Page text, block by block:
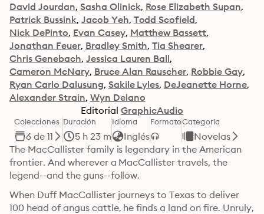
David Jourdan Sasha Olinick Rose Elizabeth Supan
Patrick Bussink Jacob Yeh Todd Scofield
Nick DePinto Evan Casey Matthew Bassett
Jonathan Feuer Bradley Smith Tia Shearer
Chris Genebach Jessica Lauren Ball
Cameron McNary Bruce Alan Rauscher Robbie Gay
Ryan Carlo Dalusung Sakile Lyles DeJeanette Horne
Alexander Strain Wyn Delano
Editorial GraphicAudio
Colecciones
6 de 11
Duración
5 h 23 m
Idioma
Inglés
FormatoCategoría
Novelas
The MacCallister family is legendary in the American
frontier. And wherever a MacCallister travels, the
When Duff MacCallister journeys to Texas to deliver
100 head of angus cattle, he finds a land on fire. Unruly,